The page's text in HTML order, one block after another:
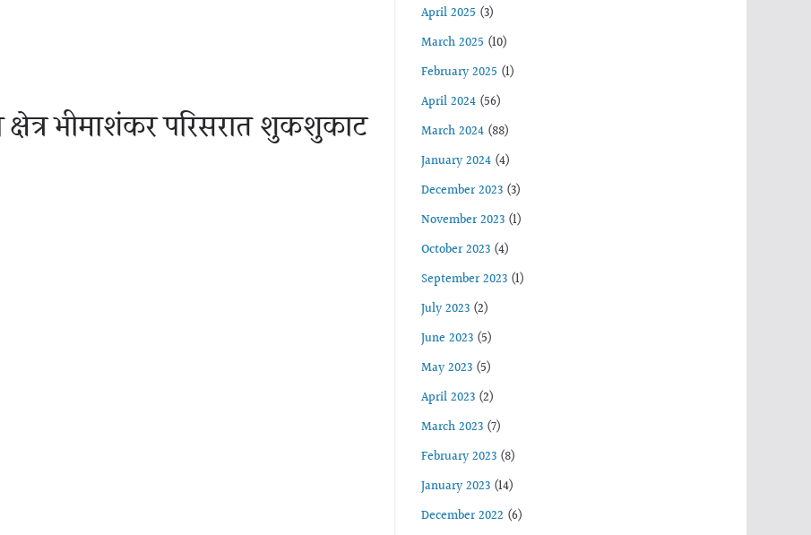
क्षेत्र भीमाशंकर परिसरात शुकशुकाट
April 2025 (3)
March 2025 (10)
February 2025 (1)
April 2024 (56)
March 2024 (88)
January 2024 (4)
December 2023 (3)
November 2023 (1)
October 2023 (4)
September 2023 (1)
July 2023 (2)
June 2023 (5)
May 2023 (5)
April 2023 (2)
March 2023 (7)
February 2023 (8)
January 2023 (14)
December 2022 (6)